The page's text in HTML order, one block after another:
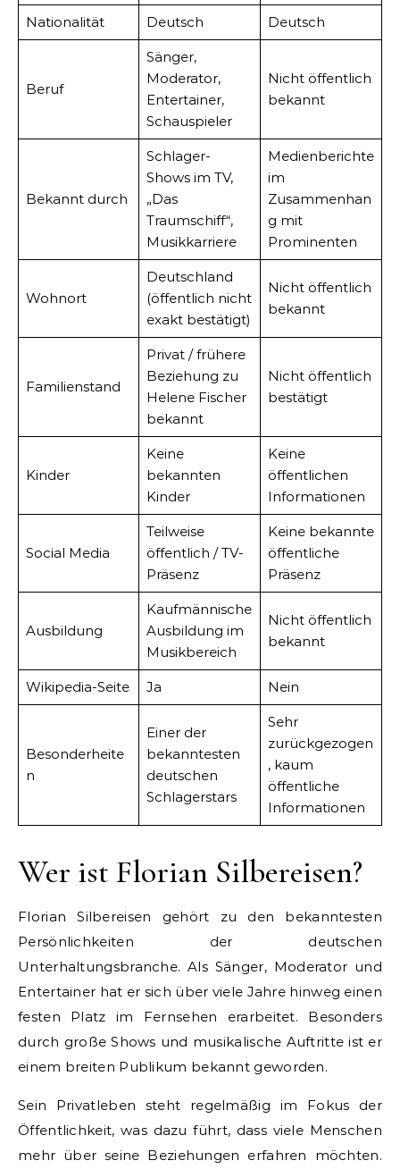
Nationalität Deutsch Deutsch
Beruf
Sänger,
Moderator,
Entertainer,
Schauspieler
Nicht öffentlich
bekannt
Bekannt durch
Schlager-
Shows im TV,
„Das
Traumschiff“,
Musikkarriere
Medienberichte
im
Zusammenhan
g mit
Prominenten
Wohnort
Deutschland
(öffentlich nicht
exakt bestätigt)
Nicht öffentlich
bekannt
Familienstand
Privat / frühere
Beziehung zu
Helene Fischer
bekannt
Nicht öffentlich
bestätigt
Kinder
Keine
bekannten
Kinder
Keine
öffentlichen
Informationen
Social Media
Teilweise
öffentlich / TV-
Präsenz
Keine bekannte
öffentliche
Präsenz
Ausbildung
Kaufmännische
Ausbildung im
Musikbereich
Nicht öffentlich
bekannt
Wikipedia-Seite Ja Nein
Besonderheite
n
Einer der
bekanntesten
deutschen
Schlagerstars
Sehr
zurückgezogen
, kaum
öffentliche
Informationen
Wer ist Florian Silbereisen?
Florian Silbereisen gehört zu den bekanntesten
Persönlichkeiten der deutschen
Unterhaltungsbranche. Als Sänger, Moderator und
Entertainer hat er sich über viele Jahre hinweg einen
festen Platz im Fernsehen erarbeitet. Besonders
durch große Shows und musikalische Auftritte ist er
einem breiten Publikum bekannt geworden.
Sein Privatleben steht regelmäßig im Fokus der
Öffentlichkeit, was dazu führt, dass viele Menschen
mehr über seine Beziehungen erfahren möchten.